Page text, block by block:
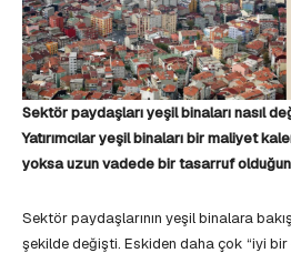
Sektör paydaşları yeşil binaları nasıl
Yatırımcılar yeşil binaları bir maliyet
yoksa uzun vadede bir tasarruf
Sektör paydaşlarının yeşil binalara
şekilde değişti. Eskiden daha çok “iyi bir